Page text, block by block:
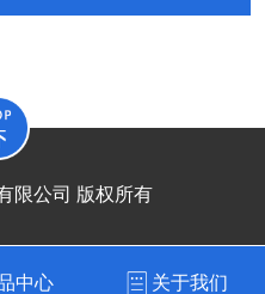
限公司 版权所有
中心 关于我们